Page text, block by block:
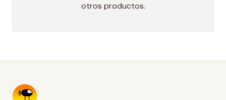
otros productos.